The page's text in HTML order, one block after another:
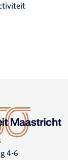
4-6